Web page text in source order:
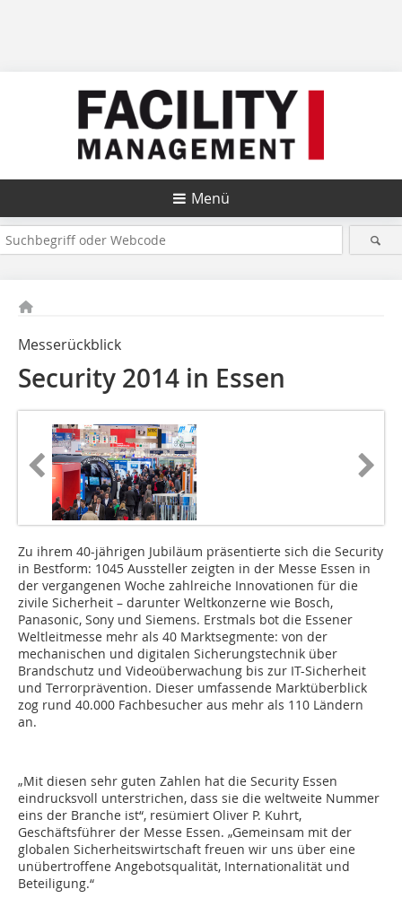
Menü
Messerückblick
Security 2014 in Essen
Zu ihrem 40-jährigen Jubiläum präsentierte sich die Security
in Bestform: 1045 Aussteller zeigten in der Messe Essen in
der vergangenen Woche zahlreiche Innovationen für die
zivile Sicherheit – darunter Weltkonzerne wie Bosch,
Panasonic, Sony und Siemens. Erstmals bot die Essener
Weltleitmesse mehr als 40 Marktsegmente: von der
mechanischen und digitalen Sicherungstechnik über
Brandschutz und Videoüberwachung bis zur IT-Sicherheit
und Terrorprävention. Dieser umfassende Marktüberblick
zog rund 40.000 Fachbesucher aus mehr als 110 Ländern
an.
„Mit diesen sehr guten Zahlen hat die Security Essen
eindrucksvoll unterstrichen, dass sie die weltweite Nummer
eins der Branche ist“, resümiert Oliver P. Kuhrt,
Geschäftsführer der Messe Essen. „Gemeinsam mit der
globalen Sicherheitswirtschaft freuen wir uns über eine
unübertroffene Angebotsqualität, Internationalität und
Beteiligung.“